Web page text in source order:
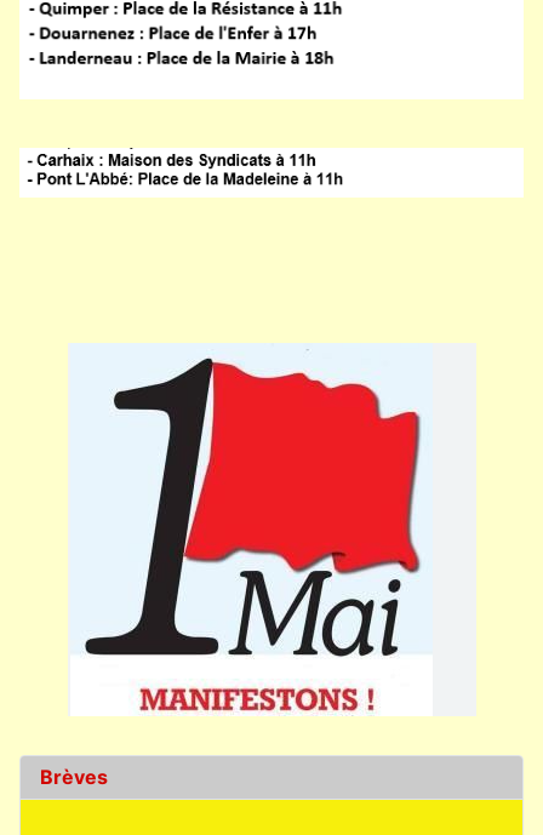
Brèves